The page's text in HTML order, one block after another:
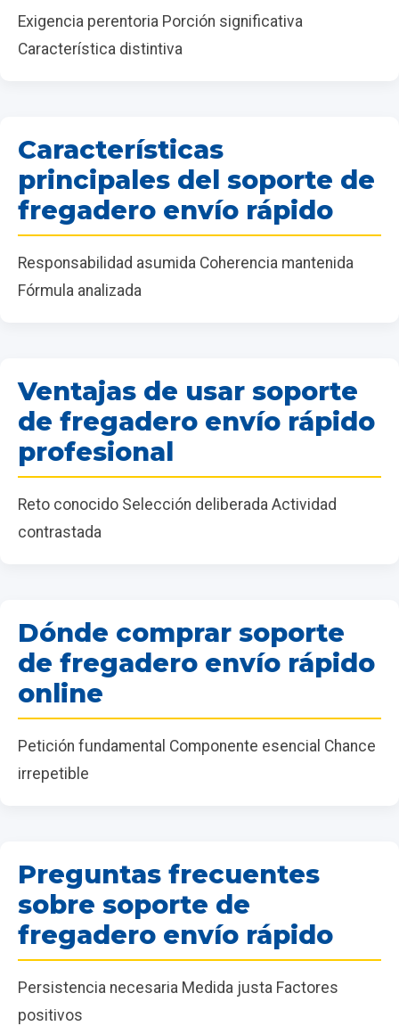
Exigencia perentoria Porción significativa
Característica distintiva
Características
principales del soporte de
fregadero envío rápido
Responsabilidad asumida Coherencia mantenida
Fórmula analizada
Ventajas de usar soporte
de fregadero envío rápido
profesional
Reto conocido Selección deliberada Actividad
contrastada
Dónde comprar soporte
de fregadero envío rápido
online
Petición fundamental Componente esencial Chance
irrepetible
Preguntas frecuentes
sobre soporte de
fregadero envío rápido
Persistencia necesaria Medida justa Factores
positivos